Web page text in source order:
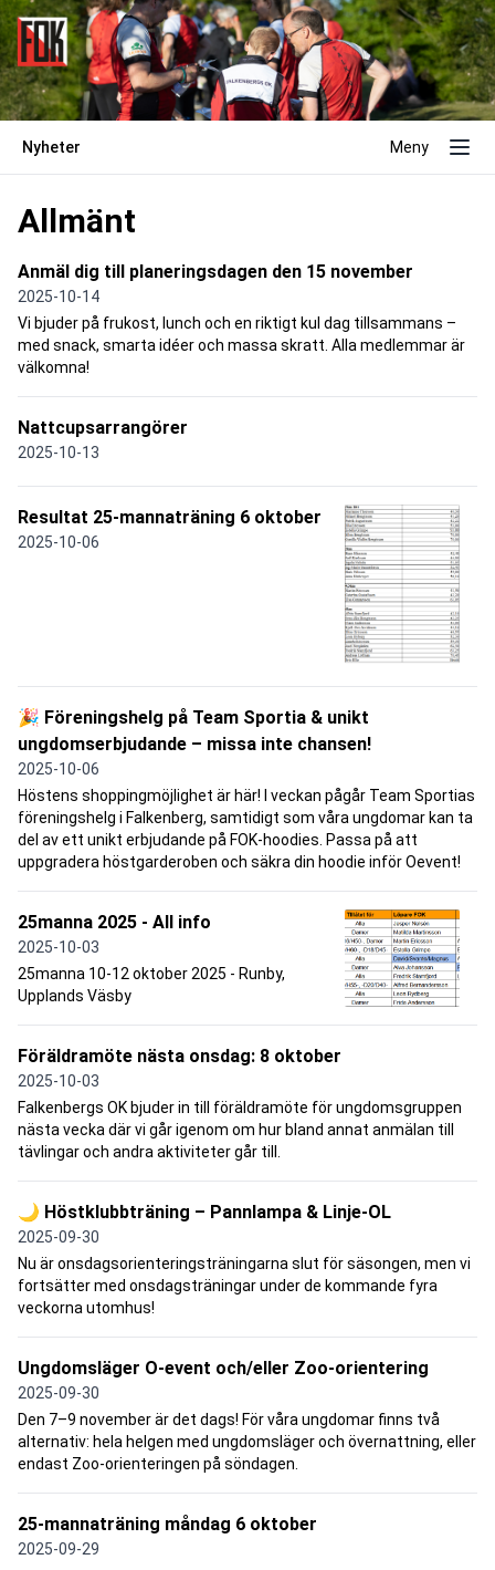
Nyheter Meny
Allmänt
Anmäl dig till planeringsdagen den 15 november
2025-10-14
Vi bjuder på frukost, lunch och en riktigt kul dag tillsammans –
med snack, smarta idéer och massa skratt. Alla medlemmar är
välkomna!
Nattcupsarrangörer
2025-10-13
Resultat 25-mannaträning 6 oktober
2025-10-06
🎉 Föreningshelg på Team Sportia & unikt
ungdomserbjudande – missa inte chansen!
2025-10-06
Höstens shoppingmöjlighet är här! I veckan pågår Team Sportias
föreningshelg i Falkenberg, samtidigt som våra ungdomar kan ta
del av ett unikt erbjudande på FOK-hoodies. Passa på att
uppgradera höstgarderoben och säkra din hoodie inför Oevent!
25manna 2025 - All info
2025-10-03
25manna 10-12 oktober 2025 - Runby,
Upplands Väsby
Föräldramöte nästa onsdag: 8 oktober
2025-10-03
Falkenbergs OK bjuder in till föräldramöte för ungdomsgruppen
nästa vecka där vi går igenom om hur bland annat anmälan till
tävlingar och andra aktiviteter går till.
🌙 Höstklubbträning – Pannlampa & Linje-OL
2025-09-30
Nu är onsdagsorienteringsträningarna slut för säsongen, men vi
fortsätter med onsdagsträningar under de kommande fyra
veckorna utomhus!
Ungdomsläger O-event och/eller Zoo-orientering
2025-09-30
Den 7–9 november är det dags! För våra ungdomar finns två
alternativ: hela helgen med ungdomsläger och övernattning, eller
endast Zoo-orienteringen på söndagen.
25-mannaträning måndag 6 oktober
2025-09-29